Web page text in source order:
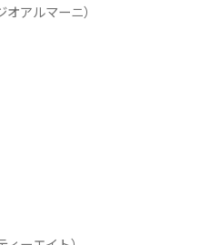
アルマーニ）